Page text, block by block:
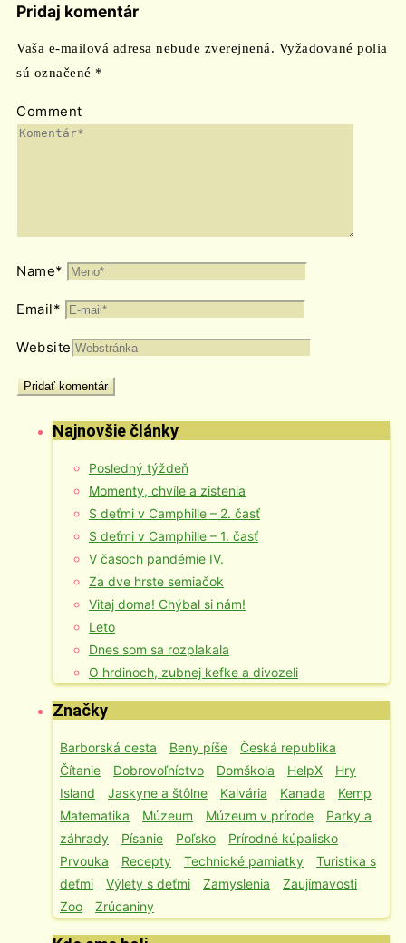
Pridaj komentár
Vaša e-mailová adresa nebude zverejnená. Vyžadované polia
sú označené *
Comment
Name*
Email*
Website
Najnovšie články
Posledný týždeň
Momenty, chvíle a zistenia
S deťmi v Camphille – 2. časť
S deťmi v Camphille – 1. časť
V časoch pandémie IV.
Za dve hrste semiačok
Vitaj doma! Chýbal si nám!
Leto
Dnes som sa rozplakala
O hrdinoch, zubnej kefke a divozeli
Značky
Barborská cesta Beny píše
Česká republika
Čítanie
Dobrovoľníctvo Domškola HelpX
Hry
Island
Jaskyne a štôlne Kalvária Kanada
Kemp
Matematika
Múzeum Múzeum v prírode
Parky a
záhrady
Písanie Poľsko
Prírodné kúpalisko
Prvouka
Recepty Technické pamiatky
Turistika s
deťmi
Výlety s deťmi Zamyslenia
Zaujímavosti
Zoo
Zrúcaniny